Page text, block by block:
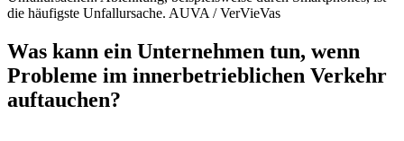
die häufigste Unfallursache. AUVA / VerVieVas
Was kann ein Unternehmen tun, wenn
Probleme im innerbetrieblichen Verkehr
auftauchen?